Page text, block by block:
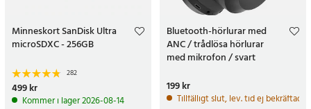
Minneskort SanDisk Ultra
microSDXC - 256GB
282
Pris:499 kr
499 kr
Kommer i lager 2026-08-14
Bluetooth-hörlurar med
ANC / trådlösa hörlurar
med mikrofon / svart
Pris:199 kr
199 kr
Tillfälligt slut, lev. tid ej bekräftad.